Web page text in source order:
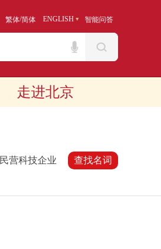
繁体/简体 ENGLISH 智能问答
走进北京
民营科技企业 查找名词